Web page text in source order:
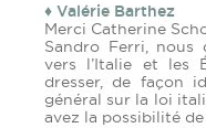
♦ Valérie Barthez
Merci Catherine
Sandro Ferri,
vers l’Italie et les
dresser, de façon
général sur la loi
avez la possibilité